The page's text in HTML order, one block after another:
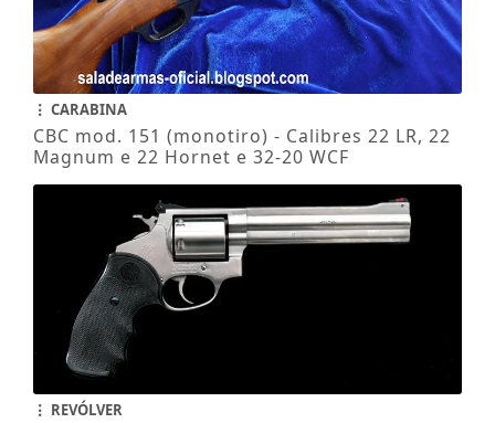
CARABINA
CBC mod. 151 (monotiro) - Calibres 22 LR, 22
Magnum e 22 Hornet e 32-20 WCF
REVÓLVER